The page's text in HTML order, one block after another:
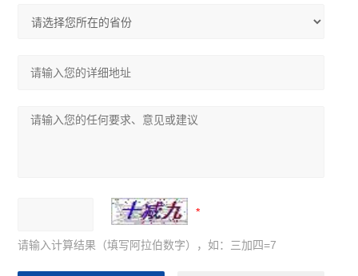
请输入计算结果（填写阿拉伯数字），如：三加四=7